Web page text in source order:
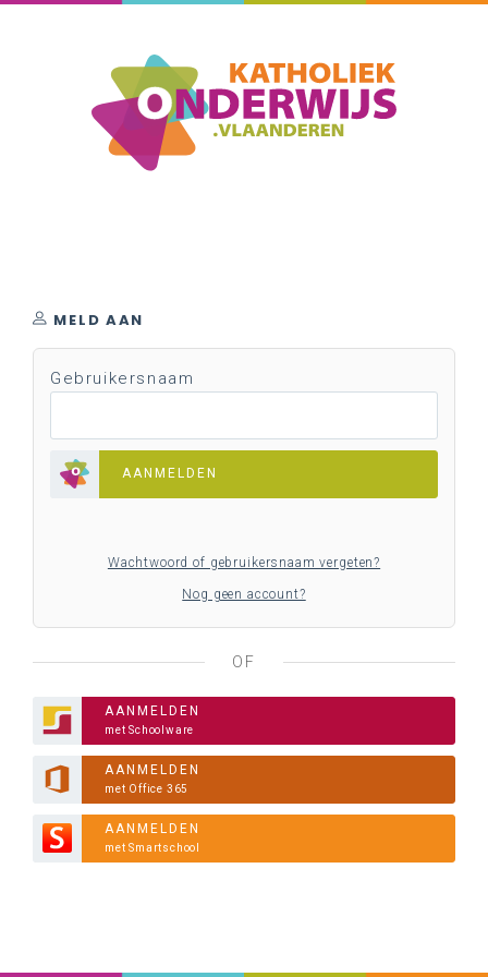
MELD AAN
Gebruikersnaam
AANMELDEN
Wachtwoord of gebruikersnaam vergeten?
Nog geen account?
OF
AANMELDEN
met Schoolware
AANMELDEN
met Office 365
AANMELDEN
met Smartschool